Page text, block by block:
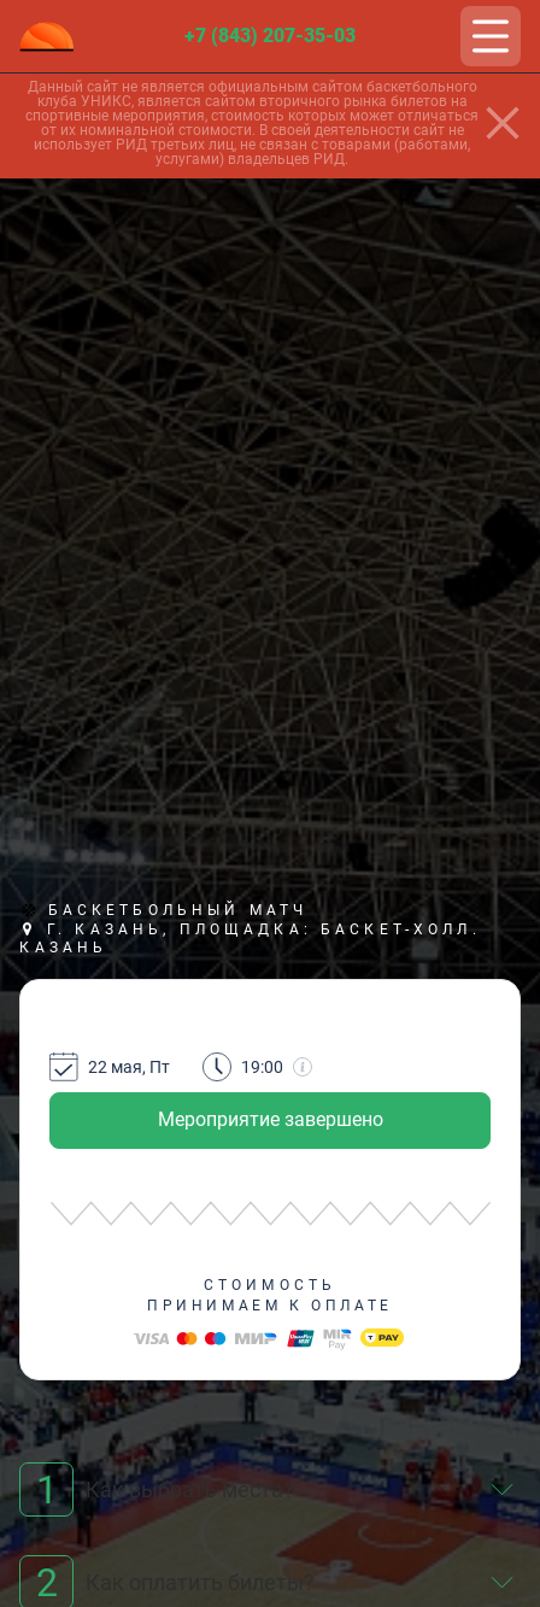
+7 (843) 207-35-03
Данный сайт не является официальным сайтом баскетбольного
клуба УНИКС, является сайтом вторичного рынка билетов на
спортивные мероприятия, стоимость которых может отличаться
от их номинальной стоимости. В своей деятельности сайт не
использует РИД третьих лиц, не связан с товарами (работами,
услугами) владельцев РИД.
БАСКЕТБОЛЬНЫЙ МАТЧ
Г. КАЗАНЬ, ПЛОЩАДКА: БАСКЕТ-ХОЛЛ.
КАЗАНЬ
Мероприятие завершено
22 мая, Пт 19:00
СТОИМОСТЬ
ПРИНИМАЕМ К ОПЛАТЕ
1 Как выбрать места?
2